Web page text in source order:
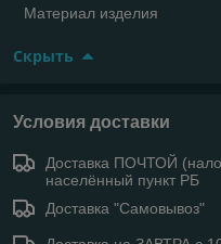
Материал изделия
Скрыть
Условия доставки
Доставка ПОЧТОЙ
населённый пункт РБ
Доставка "Самовывоз"